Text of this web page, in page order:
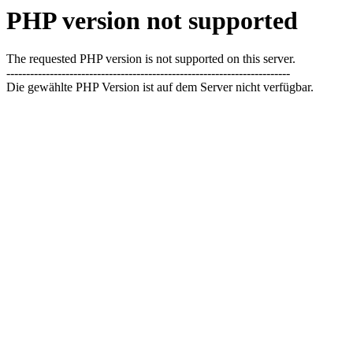
PHP version not supported
The requested PHP version is not supported on this server.
------------------------------------------------------------------------
Die gewählte PHP Version ist auf dem Server nicht verfügbar.